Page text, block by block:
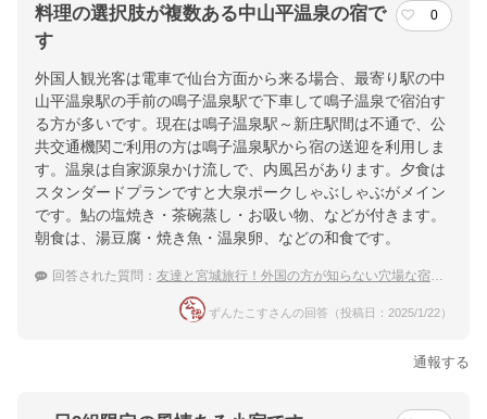
料理の選択肢が複数ある中山平温泉の宿で
す
0
外国人観光客は電車で仙台方面から来る場合、最寄り駅の中
山平温泉駅の手前の鳴子温泉駅で下車して鳴子温泉で宿泊す
る方が多いです。現在は鳴子温泉駅～新庄駅間は不通で、公
共交通機関ご利用の方は鳴子温泉駅から宿の送迎を利用しま
す。温泉は自家源泉かけ流しで、内風呂があります。夕食は
スタンダードプランですと大泉ポークしゃぶしゃぶがメイン
です。鮎の塩焼き・茶碗蒸し・お吸い物、などが付きます。
朝食は、湯豆腐・焼き魚・温泉卵、などの和食です。
回答された質問： 友達と宮城旅行！外国の方が知らない穴場な宿のおすすめは？
ずんたこすさんの回答（投稿日：2025/1/22）
通報する